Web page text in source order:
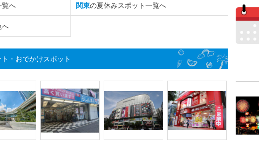
覧へ 関東の夏休みスポット一覧へ
へ
・おでかけスポット